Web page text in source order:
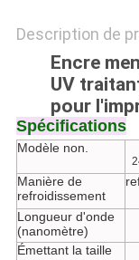
Description de
Encre
UV
pour
Spécifications
Modèle non.
Manière de
refroidissement
Longueur d'onde
(nanomètre)
Émettant la taille